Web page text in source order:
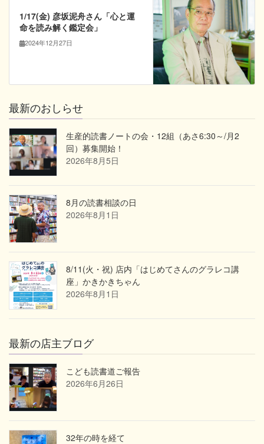
1/17(金) 彦坂泥舟さん「心と運
命を読み解く鑑定会」
2024年12月27日
最新のおしらせ
生産的読書ノートの会・12組（あさ6:30～/月2
回）募集開始！
2026年8月5日
8月の読書相談の日
2026年8月1日
8/11(火・祝) 店内「はじめてさんのグラレコ講
座」かきかきちゃん
2026年8月1日
最新の店主ブログ
こども読書道ご報告
2026年6月26日
32年の時を経て